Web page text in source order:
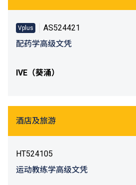
Vplus
AS524421
配药学高级文凭
IVE（葵涌）
酒店及旅游
HT524105
运动教练学高级文凭